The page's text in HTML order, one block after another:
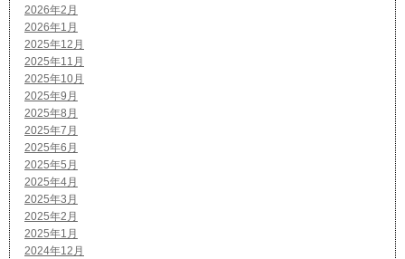
2026年2月
2026年1月
2025年12月
2025年11月
2025年10月
2025年9月
2025年8月
2025年7月
2025年6月
2025年5月
2025年4月
2025年3月
2025年2月
2025年1月
2024年12月